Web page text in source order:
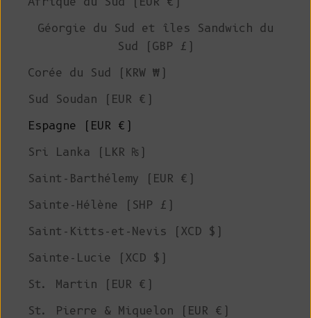
Géorgie du Sud et îles Sandwich du
Sud (GBP £)
Corée du Sud (KRW ₩)
Sud Soudan (EUR €)
Espagne (EUR €)
Sri Lanka (LKR ₨)
Saint-Barthélemy (EUR €)
Sainte-Hélène (SHP £)
Saint-Kitts-et-Nevis (XCD $)
Sainte-Lucie (XCD $)
St. Martin (EUR €)
St. Pierre & Miquelon (EUR €)